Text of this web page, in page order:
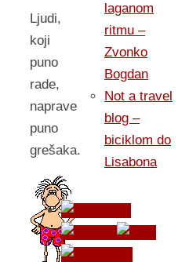
Ljudi,
koji
puno
rade,
naprave
puno
grešaka.
laganom
ritmu –
Zvonko
Bogdan
Not a travel
blog –
biciklom do
Lisabona